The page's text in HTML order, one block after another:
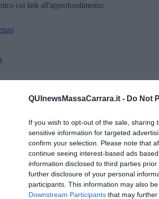
QUInewsMassaCarrara.it - Do Not
If you wish to opt-out of the sale,
sensitive information for targeted
confirm your selection. Please note that
continue seeing interest-based ads
information disclosed to third parties
further disclosure of your personal
participants. This information may also
Downstream Participants that may further
col link all'approfondimento: